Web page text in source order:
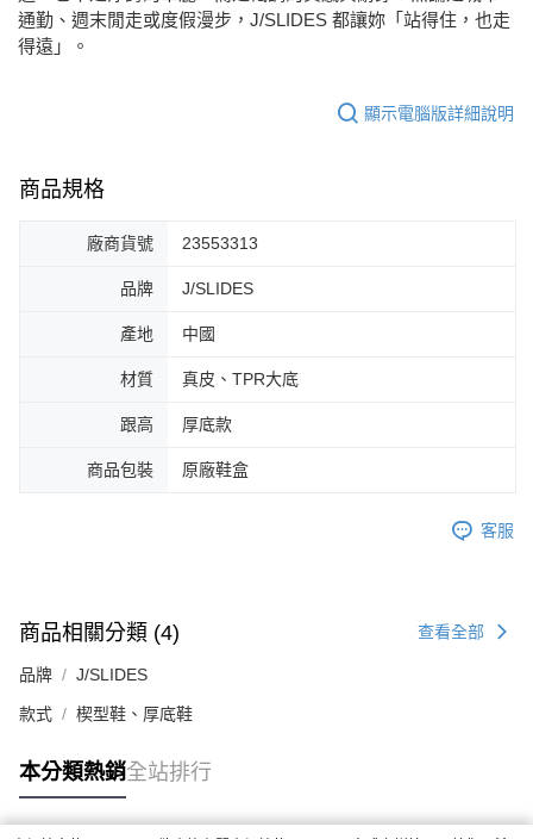
通勤、週末閒走或度假漫步，J/SLIDES 都讓妳「站得住，也走
得遠」。
顯示電腦版詳細說明
商品規格
廠商貨號 23553313
品牌 J/SLIDES
產地 中國
材質 真皮、TPR大底
跟高 厚底款
商品包裝 原廠鞋盒
客服
商品相關分類 (4) 查看全部
品牌 J/SLIDES
款式 楔型鞋、厚底鞋
本分類熱銷全站排行